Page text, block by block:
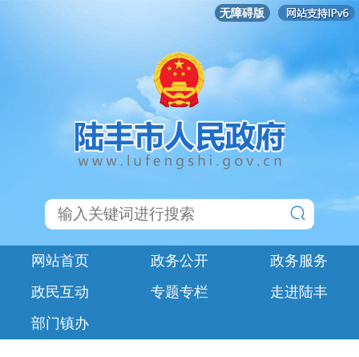
无障碍版
网站首页 政务公开
政务服务
政民互动
专题专栏
走进陆丰
部门镇办